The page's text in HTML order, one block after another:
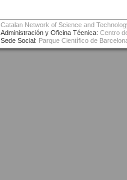
Catalan Network of Science and
Administración y Oficina Técnica: Centro
Sede Social: Parque Científico de